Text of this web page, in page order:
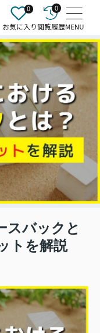
0 0
スバックと
トを解説